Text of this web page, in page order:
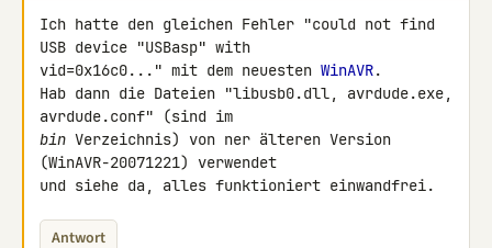
Ich hatte den gleichen Fehler "could not find
USB device "USBasp" with
vid=0x16c0..." mit dem neuesten WinAVR.
Hab dann die Dateien "libusb0.dll, avrdude.exe,
bin Verzeichnis) von ner älteren Version
(WinAVR-20071221) verwendet
und siehe da, alles funktioniert einwandfrei.
Antwort